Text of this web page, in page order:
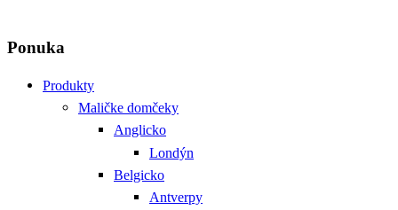
Ponuka
Produkty
Maličke domčeky
Anglicko
Londýn
Belgicko
Antverpy